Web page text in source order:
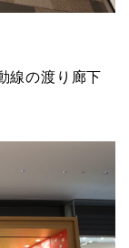
線の渡り廊下